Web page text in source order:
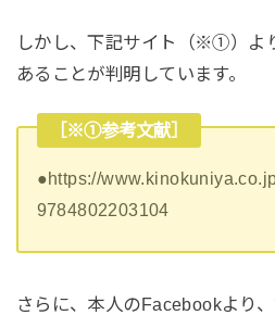
しかし、下記サイト（※①）よ
あることが判明しています。
［※①参考文献］
●https://
9784802203104
さらに、本人のFacebookより